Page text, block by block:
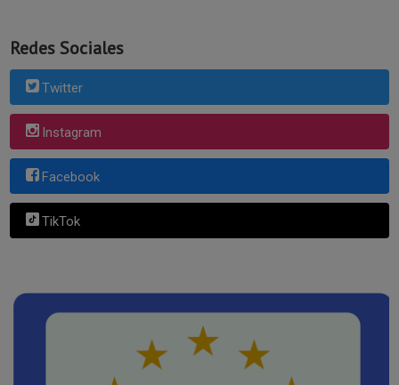
Redes Sociales
Twitter
Instagram
Facebook
TikTok